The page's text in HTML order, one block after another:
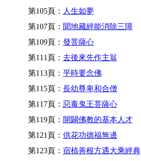
第105頁： 人生如夢
第107頁： 聞地藏經能消除三障
第109頁： 發菩薩心
第111頁： 去後來先作主翁
第113頁： 平時要念佛
第115頁： 長幼尊卑和合僧
第117頁： 惡毒鬼王菩薩心
第119頁： 開闢佛教的基本人才
第121頁： 供花功德福無邊
第123頁： 宿植善根方遇大乘經典